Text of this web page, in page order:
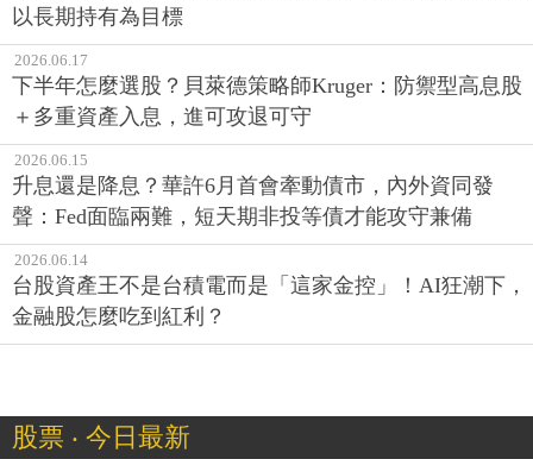
以長期持有為目標
2026.06.17
下半年怎麼選股？貝萊德策略師Kruger：防禦型高息股
＋多重資產入息，進可攻退可守
2026.06.15
升息還是降息？華許6月首會牽動債市，內外資同發
聲：Fed面臨兩難，短天期非投等債才能攻守兼備
2026.06.14
台股資產王不是台積電而是「這家金控」！AI狂潮下，
金融股怎麼吃到紅利？
股票 ‧ 今日最新